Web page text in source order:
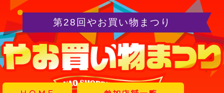
第28回やお買い物まつり